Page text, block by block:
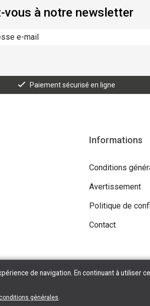
vous à notre newsletter
Paiement sécurisé en ligne
Informations
Conditions
Avertissement
Politique de
Contact
© 2026 Tilroy. All Rights Reserved |
de navigation. En continuant à utiliser
conditions générales.